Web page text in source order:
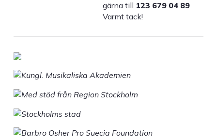
gärna till 123 679 04 89
Varmt tack!